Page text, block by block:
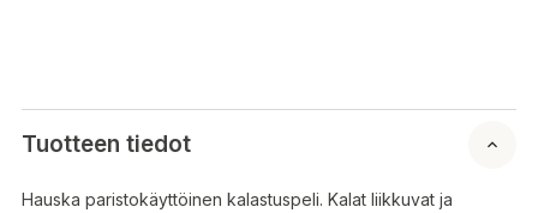
Tuotteen tiedot
Hauska paristokäyttöinen kalastuspeli. Kalat liikkuvat ja